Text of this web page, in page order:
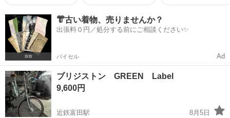
👘古い着物、売りませんか？
出張料０円／処分する前にご相談ください✨
バイセル Ad
ブリジストン GREEN Label
9,600円
近鉄富田駅
8月5日